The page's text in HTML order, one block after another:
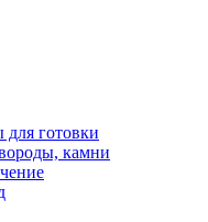
готовки
камни